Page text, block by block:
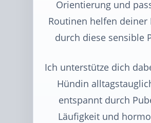
Orientierung und
Routinen helfen deiner
durch diese sensible
Ich unterstütze dich
Hündin
entspannt durch
Läufigkeit und